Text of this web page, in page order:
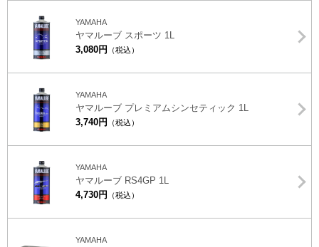
YAMAHA
ヤマルーブ スポーツ 1L
3,080円
（税込）
YAMAHA
ヤマルーブ プレミアムシンセティック 1L
3,740円
（税込）
YAMAHA
ヤマルーブ RS4GP 1L
4,730円
（税込）
YAMAHA